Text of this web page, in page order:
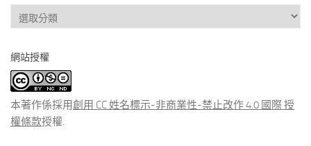
查
看
類
文
章
網站授權
本著作係採用創用 CC 姓名標示-非商業性-禁止改作 4.0 國際 授
權條款授權.